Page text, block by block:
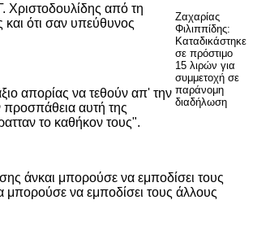
Ζαχαρίας
Φιλιππίδης:
Καταδικάστηκε
σε πρόστιμο
15 λιρών για
συμμετοχή σε
παράνομη
διαδήλωση
Χριστοδουλίδης από τη
και ότι σαν υπεύθυνος
απορίας να τεθούν απ' την
προσπάθεια αυτή της
το καθήκον τους".
άνκαι μπορούσε να εμποδίσει τους
να εμποδίσει τους άλλους